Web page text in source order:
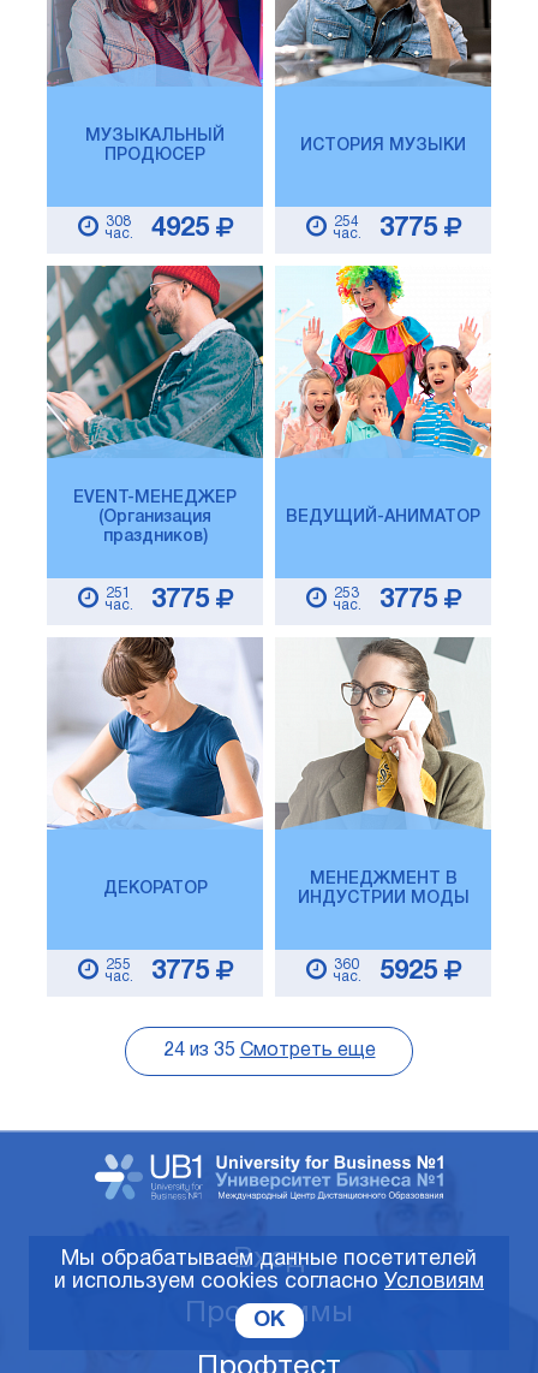
МУЗЫКАЛЬНЫЙ
ПРОДЮСЕР
308
час.
4925
ИСТОРИЯ МУЗЫКИ
254
час.
3775
EVENT-МЕНЕДЖЕР
(Организация
праздников)
251
час.
3775
ВЕДУЩИЙ-АНИМАТОР
253
час.
3775
ДЕКОРАТОР
255
час.
3775
МЕНЕДЖМЕНТ В
ИНДУСТРИИ МОДЫ
360
час.
5925
24из 35 Смотреть еще
Вход
Программы
Профтест
Мы обрабатываем данные посетителей
и используем cookies согласно Условиям
OK